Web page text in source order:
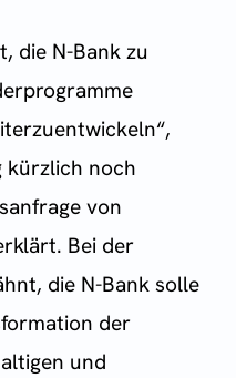
die N-Bank zu
kürzlich noch
von
Bei der
die N-Bank solle
der
und